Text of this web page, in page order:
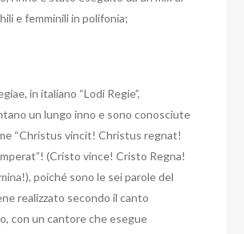
e femminili in polifonia;
in italiano “Lodi Regie”,
un lungo inno e sono conosciute
“Christus vincit! Christus regnat!
(Cristo vince! Cristo Regna!
poiché sono le sei parole del
realizzato secondo il canto
con un cantore che esegue